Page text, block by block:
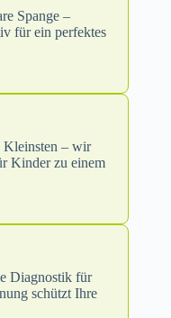
Spange –
für ein perfektes
Kleinsten – wir
Kinder zu einem
Diagnostik für
schützt Ihre